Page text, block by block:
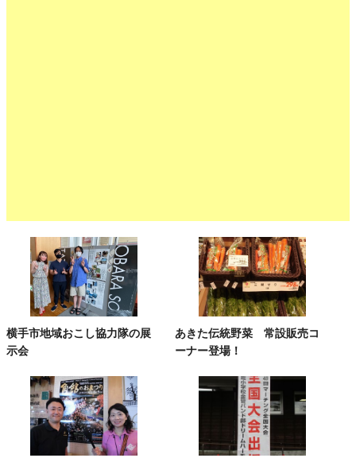
横手市地域おこし協力隊の展
示会
あきた伝統野菜 常設販売コ
ーナー登場！